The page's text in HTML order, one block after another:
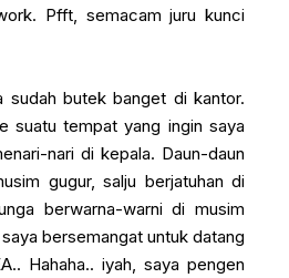
Pfft, semacam juru kunci
sudah butek banget di kantor.
suatu tempat yang ingin saya
nari di kepala. Daun-daun
gugur, salju berjatuhan di
berwarna-warni di musim
bersemangat untuk datang
Hahaha.. iyah, saya pengen